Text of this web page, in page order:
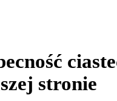
stronie